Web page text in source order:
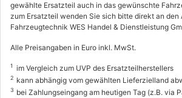
gewählte Ersatzteil auch in das gewünschte
zum Ersatzteil wenden Sie sich bitte direkt an den
Fahrzeugtechnik WES Handel & Dienstleistung
Alle Preisangaben in Euro inkl. MwSt.
1 im Vergleich zum UVP des Ersatzteilherstellers
2 kann abhängig vom gewählten Lieferzielland
3 bei Zahlungseingang am heutigen Tag (z.B. via